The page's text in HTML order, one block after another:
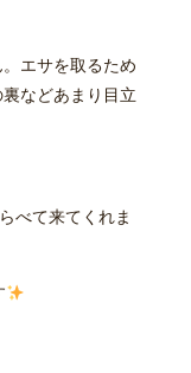
エサを取るため
などあまり目立
べて来てくれま